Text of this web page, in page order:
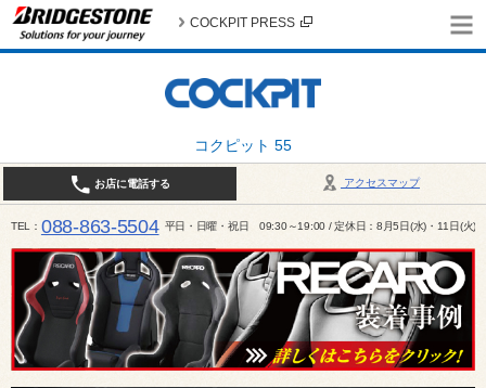
コクピット 55
COCKPIT PRESS
アクセスマップ
お店に電話する
TEL 088-863-5504 平日・日曜・祝日 09:30～19:00 / 定休日：8月5日(水)・11日(火)